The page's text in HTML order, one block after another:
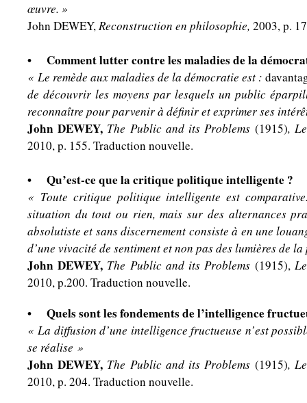
œuvre. »
John DEWEY,Reconstruction en philosophie, 2003, p.
• Comment lutter contre les maladies de la
« Le remède aux maladies de la démocratie est :
de découvrir les moyens par lesquels un public
reconnaître pour parvenir à définir et exprimer ses
John DEWEY, The Public and its Problems (1915),
2010, p. 155. Traduction nouvelle.
• Qu’est-ce que la critique politique intelligente ?
« Toute critique politique intelligente est
situation du tout ou rien, mais sur des alternances
absolutiste et sans discernement consiste à en une
d’une vivacité de sentiment et non pas des lumières de la
John DEWEY, The Public and its Problems (1915),
2010, p.200. Traduction nouvelle.
• Quels sont les fondements de l’intelligence
« La diffusion d’une intelligence fructueuse n’est
se réalise »
John DEWEY, The Public and its Problems (1915),
2010, p. 204. Traduction nouvelle.